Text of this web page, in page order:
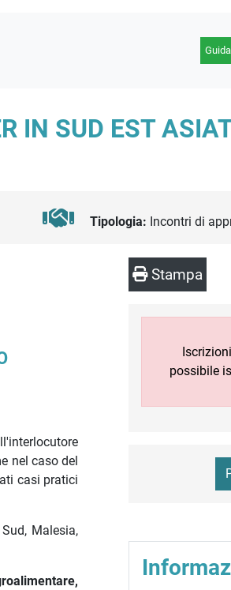
IN SUD EST
Tipologia: Incontri di
nel caso del
casi pratici
Malesia,
Stampa
possibile